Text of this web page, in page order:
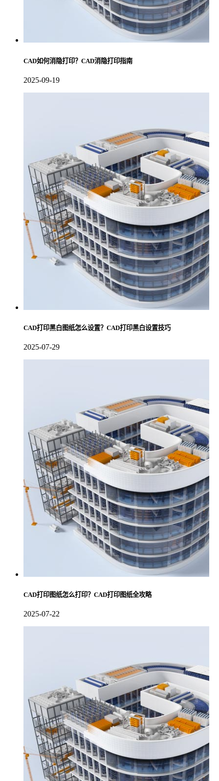
CAD如何消隐打印？CAD消隐打印指南
2025-09-19
CAD打印黑白图纸怎么设置？CAD打印黑白设置技巧
2025-07-29
CAD打印图纸怎么打印？CAD打印图纸全攻略
2025-07-22